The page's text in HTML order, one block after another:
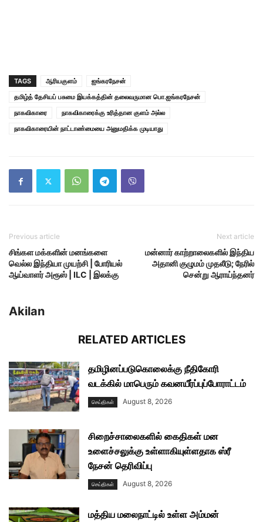
TAGS ஆரியகுளம்
ஐங்கரநேசன்
தமிழ்த் தேசியப் பசுமை இயக்கத்தின் தலைவருமான பொ.ஐங்கரநேசன்
நாகவிகாரை
நாகவிகாரைக்கு உரித்தான குளம் அல்ல
நாகவிகாரையின் நாட்டாண்மையை அனுமதிக்க முடியாது
Previous article
சிங்கள மக்களின் மனங்களை
வெல்ல இந்தியா முயற்சி | போரியல்
ஆய்வாளர் அரூஸ் | ILC | இலக்கு
Next article
மன்னார் காற்றாலைகளில் இந்திய
அதானி குழுமம் முதலீடு; நேரில்
சென்று ஆராய்ந்தனர்
Akilan
RELATED ARTICLES
தமிழினப்படுகொலைக்கு நீதிகோரி
வடக்கில் மாபெரும் கவனயீர்ப்புப்போராட்டம்
செய்திகள் August 8, 2026
சிறைச்சாலைகளில் கைதிகள் மன
உளைச்சலுக்கு உள்ளாகியுள்ளதாக ஸ்ரீ
நேசன் தெரிவிப்பு
செய்திகள் August 8, 2026
மத்திய மலைநாட்டில் உள்ள அம்மன்